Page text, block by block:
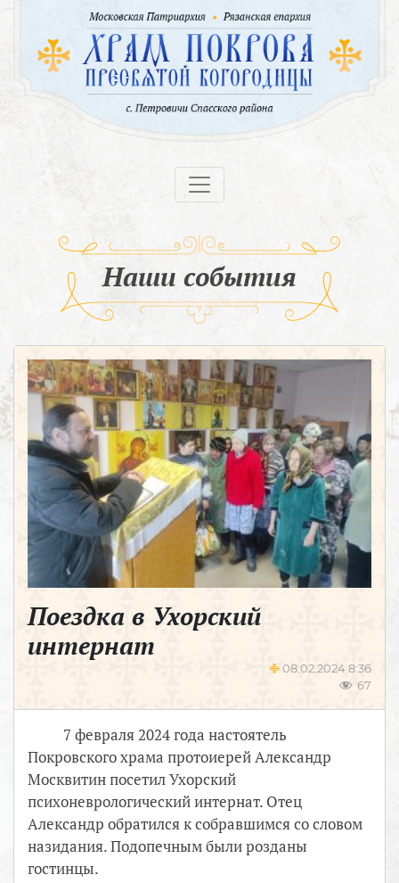
Наши события
Поездка в Ухорский
интернат
08.02.2024 8:36
67
7 февраля 2024 года настоятель
Покровского храма протоиерей Александр
Москвитин посетил Ухорский
психоневрологический интернат. Отец
Александр обратился к собравшимся со словом
назидания. Подопечным были розданы
гостинцы.